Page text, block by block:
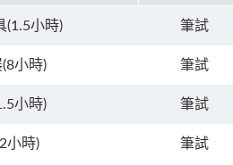
(1.5小時) 筆試
小時) 筆試
小時) 筆試
小時) 筆試